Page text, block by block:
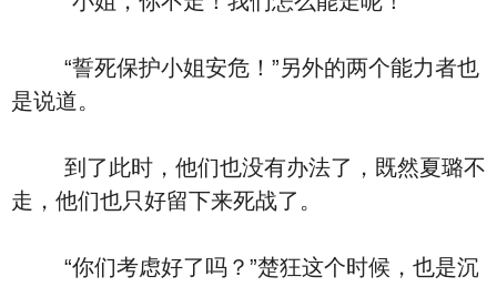
“誓死保护小姐安危！”另外的两个能力者也
是说道。
到了此时，他们也没有办法了，既然夏璐不
走，他们也只好留下来死战了。
“你们考虑好了吗？”楚狂这个时候，也是沉